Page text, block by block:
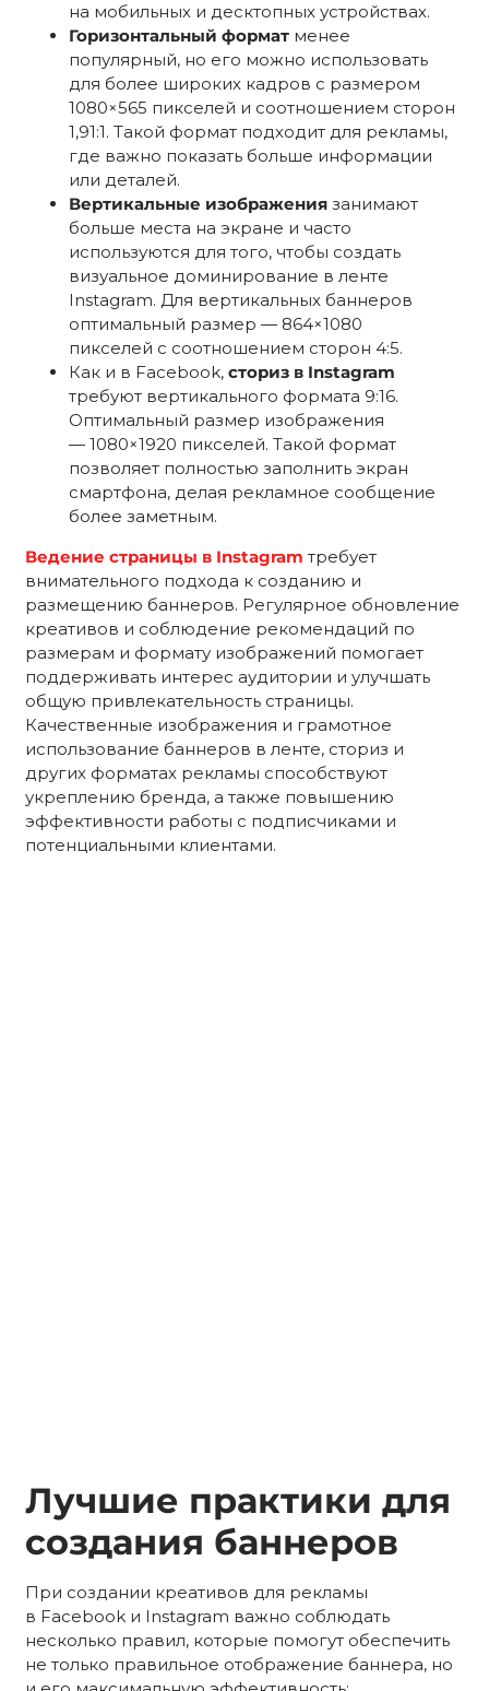
на мобильных и десктопных устройствах.
Горизонтальный формат менее
популярный, но его можно использовать
для более широких кадров с размером
1080×565 пикселей и соотношением сторон
1,91:1. Такой формат подходит для рекламы,
где важно показать больше информации
или деталей.
Вертикальные изображения занимают
больше места на экране и часто
используются для того, чтобы создать
визуальное доминирование в ленте
Instagram. Для вертикальных баннеров
оптимальный размер — 864×1080
пикселей с соотношением сторон 4:5.
Как и в Facebook,сториз в Instagram
требуют вертикального формата 9:16.
Оптимальный размер изображения
— 1080×1920 пикселей. Такой формат
позволяет полностью заполнить экран
смартфона, делая рекламное сообщение
более заметным.
Ведение страницы в Instagram требует
внимательного подхода к созданию и
размещению баннеров. Регулярное обновление
креативов и соблюдение рекомендаций по
размерам и формату изображений помогает
поддерживать интерес аудитории и улучшать
общую привлекательность страницы.
Качественные изображения и грамотное
использование баннеров в ленте, сториз и
других форматах рекламы способствуют
укреплению бренда, а также повышению
эффективности работы с подписчиками и
потенциальными клиентами.
Лучшие практики для
создания баннеров
При создании креативов для рекламы
в Facebook и Instagram важно соблюдать
несколько правил, которые помогут обеспечить
не только правильное отображение баннера, но